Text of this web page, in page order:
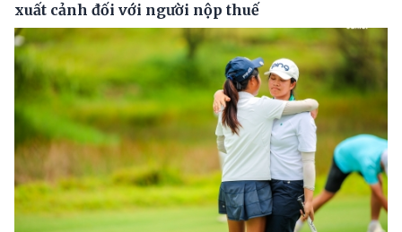
xuất cảnh đối với người nộp thuế